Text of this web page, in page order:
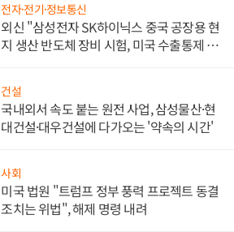
전자·전기·정보통신
외신 "삼성전자 SK하이닉스 중국 공장용 현
지 생산 반도체 장비 시험, 미국 수출통제 대
건설
국내외서 속도 붙는 원전 사업, 삼성물산·현
대건설·대우건설에 다가오는 '약속의 시간'
사회
미국 법원 "트럼프 정부 풍력 프로젝트 동결
조치는 위법", 해제 명령 내려